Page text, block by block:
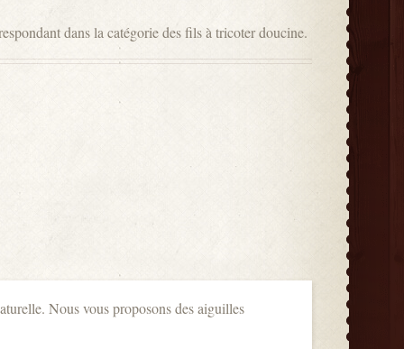
dans la catégorie des fils à tricoter doucine.
Nous vous proposons des aiguilles